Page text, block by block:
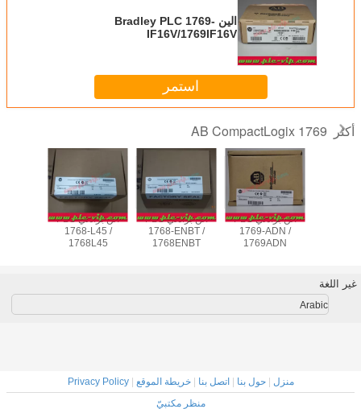
الين Bradley PLC 1769-
IF16V/1769IF16V
استمر
أكثر AB CompactLogix 1769
ألن برادلي PLC
1768-L45 /
1768L45
ألن برادلي PLC
1768-ENBT /
1768ENBT
ألن برادلي PLC
1769-ADN /
1769ADN
غير اللغة
Arabic
منزل |حول بنا |اتصل بنا |خريطة الموقع |
Privacy Policy
منظر مكتبيّ